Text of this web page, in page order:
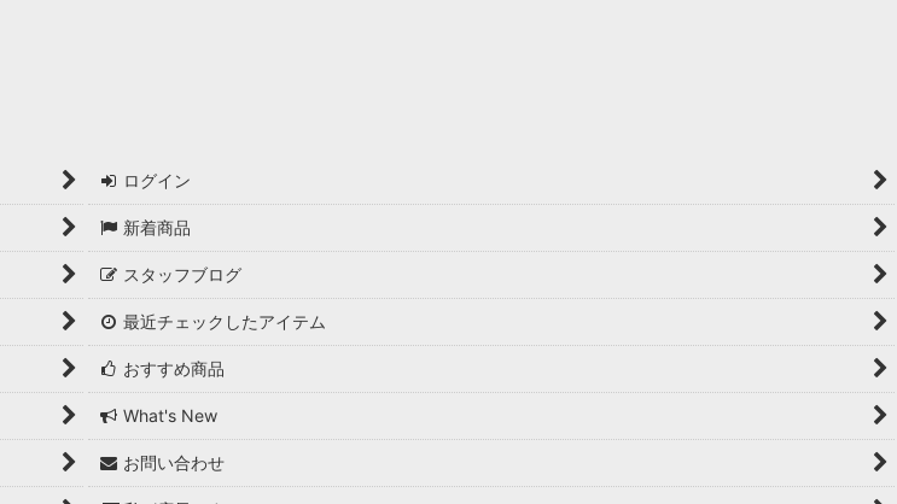
ログイン
新着商品
スタッフブログ
最近チェックしたアイテム
おすすめ商品
What's New
お問い合わせ